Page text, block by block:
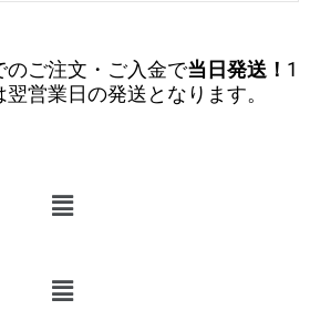
ご注文・ご入金で当日発送！ 1
営業日の発送となります。
メ
ニ
メ